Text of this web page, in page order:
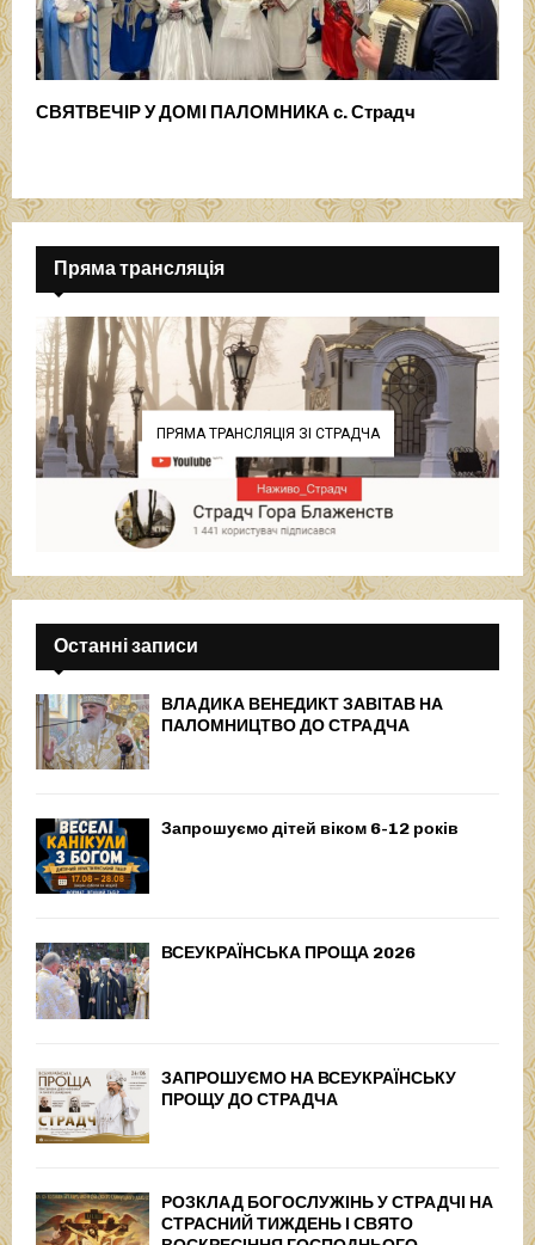
СВЯТВЕЧІР У ДОМІ ПАЛОМНИКА с. Страдч
Пряма трансляція
ПРЯМА ТРАНСЛЯЦІЯ ЗІ СТРАДЧА
Останні записи
ВЛАДИКА ВЕНЕДИКТ ЗАВІТАВ НА
ПАЛОМНИЦТВО ДО СТРАДЧА
Запрошуємо дітей віком 6-12 років
ВСЕУКРАЇНСЬКА ПРОЩА 2026
ЗАПРОШУЄМО НА ВСЕУКРАЇНСЬКУ
ПРОЩУ ДО СТРАДЧА
РОЗКЛАД БОГОСЛУЖІНЬ У СТРАДЧІ НА
СТРАСНИЙ ТИЖДЕНЬ І СВЯТО